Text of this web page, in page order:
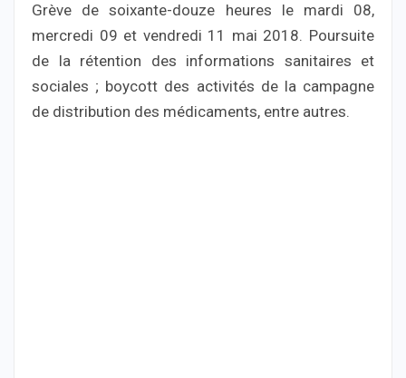
Grève de soixante-douze heures le mardi 08,
mercredi 09 et vendredi 11 mai 2018. Poursuite
de la rétention des informations sanitaires et
sociales ; boycott des activités de la campagne
de distribution des médicaments, entre autres.